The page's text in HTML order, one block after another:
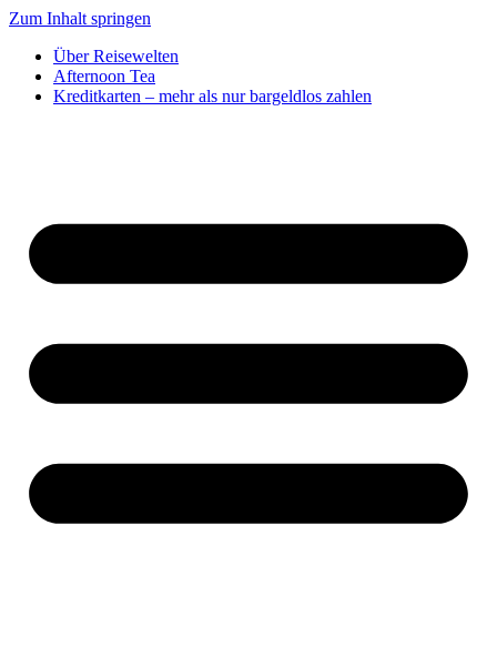
Zum Inhalt springen
Über Reisewelten
Afternoon Tea
Kreditkarten – mehr als nur bargeldlos zahlen